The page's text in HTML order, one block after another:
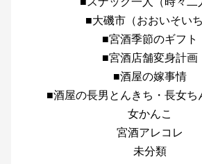
■大磯市（おおいそいち
■宮酒季節のギフト
■宮酒店舗変身計画
■酒屋の嫁事情
■酒屋の長男とんきち・長女ち
女かんこ
宮酒アレコレ
未分類